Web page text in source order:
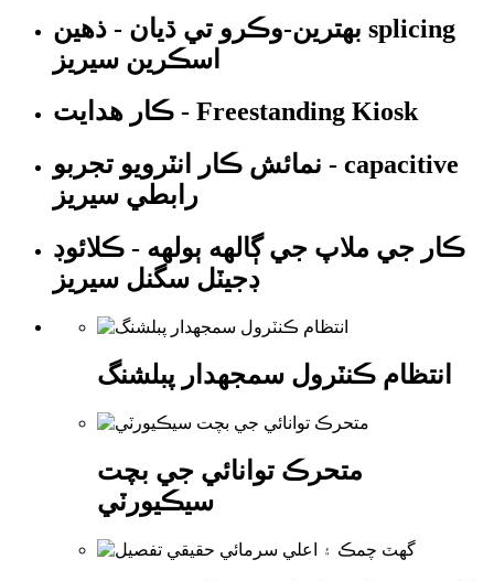
بهترين-وڪرو تي ڌيان - ذهين splicing
اسڪرين سيريز
ڪار ھدايت - Freestanding Kiosk
نمائش ڪار انٽرويو تجربو - capacitive
رابطي سيريز
ڪار جي ملاپ جي ڳالهه ٻولهه - ڪلائوڊ
ڊجيٽل سگنل سيريز
انتظام ڪنٽرول سمجھدار پبلشنگ
متحرڪ توانائي جي بچت
سيڪيورٽي